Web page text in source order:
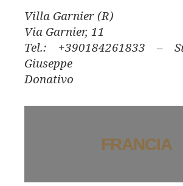
Villa Garnier (R)
Via Garnier, 11
Tel.: +390184261833 –
Giuseppe
Donativo
FRANCIA